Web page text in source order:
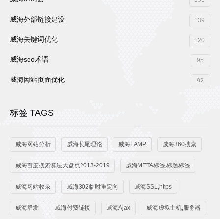
威海外部链接建设 139
威海关键词优化 120
威海seo术语 95
威海网站页面优化 92
标签 TAGS
威海网站分析 威海长尾理论 威海LAMP 威海360搜索
威海百度搜索算法大盘点2013-2019 威海META标签,标题标签
威海网站收录 威海302临时重定向 威海SSL,https
威海群发 威海付费链接 威海Ajax 威海虚拟主机,服务器